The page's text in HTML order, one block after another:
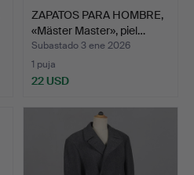
ZAPATOS PARA HOMBRE,
«Mäster Master», piel…
Subastado 3 ene 2026
1 puja
22 USD